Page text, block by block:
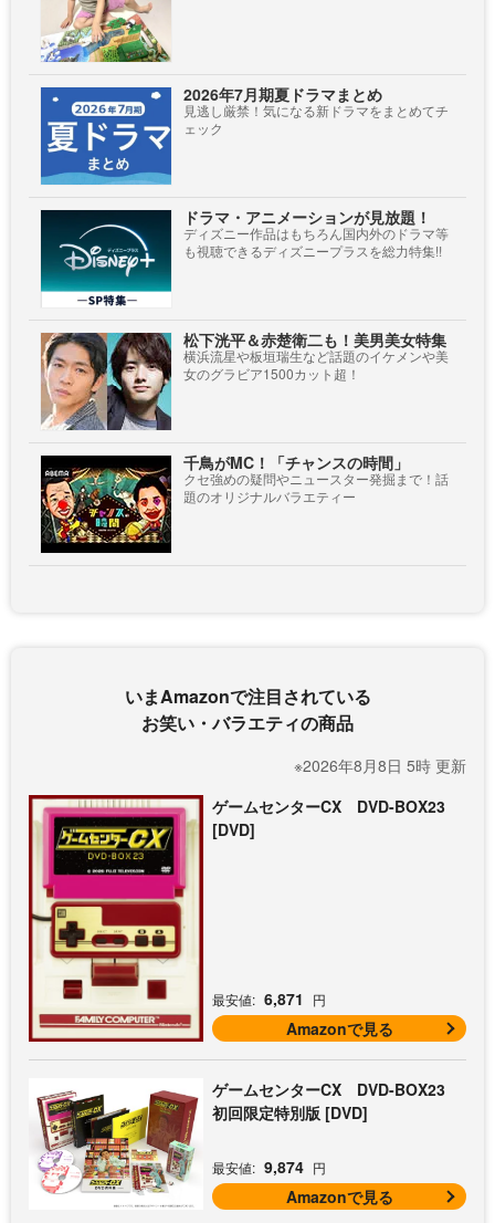
2026年7月期夏ドラマまとめ
見逃し厳禁！気になる新ドラマをまとめてチ
ェック
ドラマ・アニメーションが見放題！
ディズニー作品はもちろん国内外のドラマ等
も視聴できるディズニープラスを総力特集!!
松下洸平＆赤楚衛二も！美男美女特集
横浜流星や板垣瑞生など話題のイケメンや美
女のグラビア1500カット超！
千鳥がMC！「チャンスの時間」
クセ強めの疑問やニュースター発掘まで！話
題のオリジナルバラエティー
いまAmazonで注目されている
お笑い・バラエティの商品
※2026年8月8日 5時 更新
ゲームセンターCX DVD-BOX23
[DVD]
最安値: 6,871 円
Amazonで見る
ゲームセンターCX DVD-BOX23
初回限定特別版 [DVD]
最安値: 9,874 円
Amazonで見る